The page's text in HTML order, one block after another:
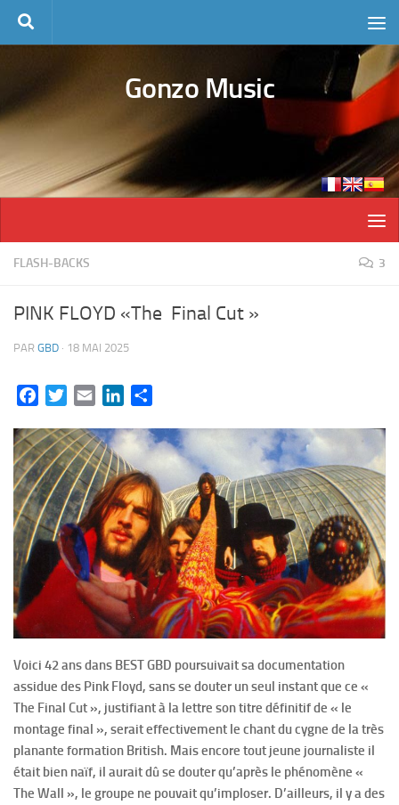
Skip to content
Gonzo Music
FLASH-BACKS 3
PINK FLOYD «The Final Cut »
PAR GBD · 18 MAI 2025
FacebookTwitterEmail LinkedIn
Voici 42 ans dans BEST GBD poursuivait sa documentation
assidue des Pink Floyd, sans se douter un seul instant que ce «
The Final Cut », justifiant à la lettre son titre définitif de « le
montage final », serait effectivement le chant du cygne de la très
planante formation British. Mais encore tout jeune journaliste il
était bien naïf, il aurait dû se douter qu’après le phénomène «
The Wall », le groupe ne pouvait qu’imploser. D’ailleurs, il y a des